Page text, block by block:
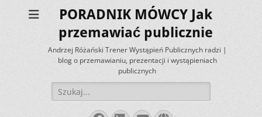
PORADNIK MÓWCY Jak
przemawiać publicznie
Andrzej Różański Trener Wystąpień Publicznych radzi |
blog o przemawianiu, prezentacji i wystąpieniach
publicznych
Szukaj: